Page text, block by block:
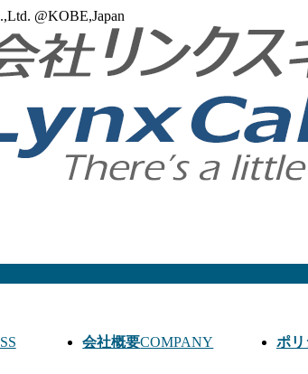
@KOBE,Japan
会社概要COMPANY ポ